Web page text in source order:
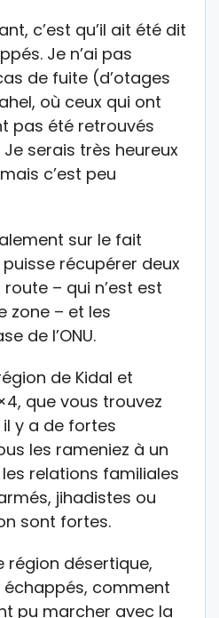
c’est qu’il ait été dit
Je n’ai pas
de fuite (d’otages
où ceux qui ont
pas été retrouvés
serais très heureux
c’est peu
sur le fait
puisse récupérer deux
– qui n’est est
zone – et les
de l’ONU.
de Kidal et
que vous trouvez
y a de fortes
les rameniez à un
relations familiales
jihadistes ou
sont fortes.
région désertique,
échappés, comment
pu marcher avec la